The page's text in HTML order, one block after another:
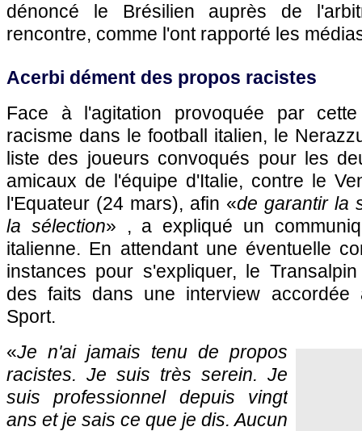
dénoncé le Brésilien auprès de
rencontre, comme l'ont rapporté les
Acerbi dément des propos racistes
Face à l'agitation provoquée par
racisme dans le football italien, le
liste des joueurs convoqués pour les
amicaux de l'équipe d'Italie, contre le
l'Equateur (24 mars), afin «de garantir la
la sélection» , a expliqué un
italienne. En attendant une éventuelle
instances pour s'expliquer, le
des faits dans une interview accordée
Sport.
«Je n'ai jamais tenu de propos
racistes. Je suis très serein. Je
suis professionnel depuis vingt
ans et je sais ce que je dis. Aucun